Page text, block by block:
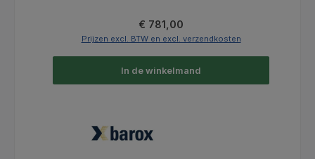
Normale prijs:
€ 781,00
Prijzen excl. BTW en excl. verzendkosten
In de winkelmand